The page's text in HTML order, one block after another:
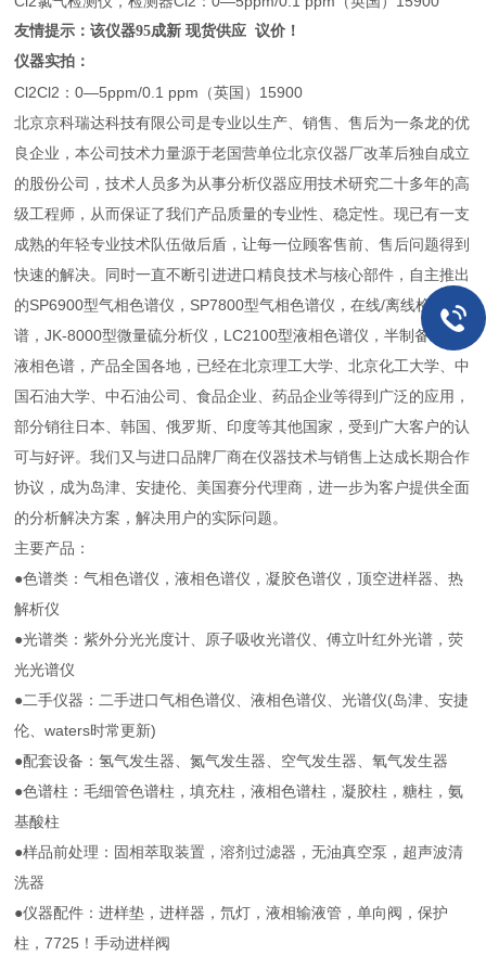
友情提示：该仪器95成新 现货供应 议价！
仪器实拍：
Cl2Cl2：0—5ppm/0.1 ppm（英国）15900
北京京科瑞达科技有限公司是专业以生产、销售、售后为一条龙的优
良企业，本公司技术力量源于老国营单位北京仪器厂改革后独自成立
的股份公司，技术人员多为从事分析仪器应用技术研究二十多年的高
级工程师，从而保证了我们产品质量的专业性、稳定性。现已有一支
成熟的年轻专业技术队伍做后盾，让每一位顾客售前、售后问题得到
快速的解决。同时一直不断引进进口精良技术与核心部件，自主推出
的SP6900型气相色谱仪，SP7800型气相色谱仪，在线/离线检测色
谱，JK-8000型微量硫分析仪，LC2100型液相色谱仪，半制备/制备
液相色谱，产品全国各地，已经在北京理工大学、北京化工大学、中
国石油大学、中石油公司、食品企业、药品企业等得到广泛的应用，
部分销往日本、韩国、俄罗斯、印度等其他国家，受到广大客户的认
可与好评。我们又与进口品牌厂商在仪器技术与销售上达成长期合作
协议，成为岛津、安捷伦、美国赛分代理商，进一步为客户提供全面
的分析解决方案，解决用户的实际问题。
主要产品：
●色谱类：气相色谱仪，液相色谱仪，凝胶色谱仪，顶空进样器、热
解析仪
●光谱类：紫外分光光度计、原子吸收光谱仪、傅立叶红外光谱，荧
光光谱仪
●二手仪器：二手进口气相色谱仪、液相色谱仪、光谱仪(岛津、安捷
伦、waters时常更新)
●配套设备：氢气发生器、氮气发生器、空气发生器、氧气发生器
●色谱柱：毛细管色谱柱，填充柱，液相色谱柱，凝胶柱，糖柱，氨
基酸柱
●样品前处理：固相萃取装置，溶剂过滤器，无油真空泵，超声波清
洗器
●仪器配件：进样垫，进样器，氘灯，液相输液管，单向阀，保护
柱，7725！手动进样阀